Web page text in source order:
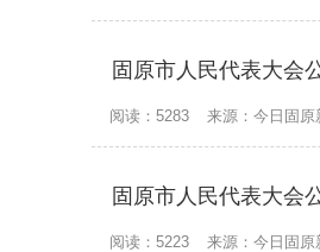
固原市人民代表大会
阅读：5283 来源：今日固原
固原市人民代表大会
阅读：5223 来源：今日固原